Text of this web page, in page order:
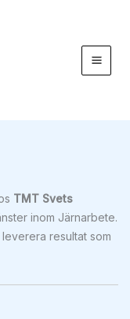
TMT Svets
inom Järnarbete.
resultat som